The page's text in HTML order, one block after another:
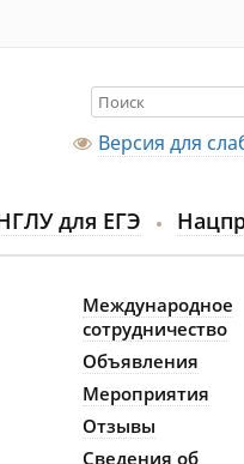
Версия для
для ЕГЭ
Международное
сотрудничество
Объявления
Мероприятия
Отзывы
Сведения об